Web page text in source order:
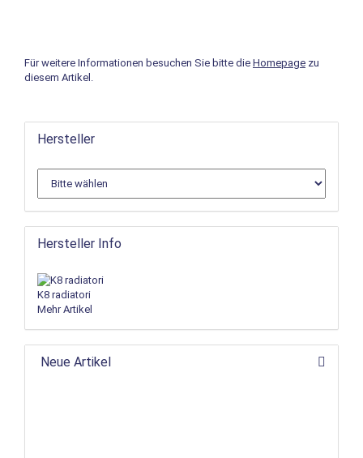
Für weitere Informationen besuchen Sie bitte die Homepage zu
diesem Artikel.
Hersteller
Hersteller Info
K8 radiatori
Mehr Artikel
Neue Artikel